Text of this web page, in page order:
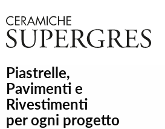
Piastrelle,
Pavimenti e
Rivestimenti
per ogni progetto